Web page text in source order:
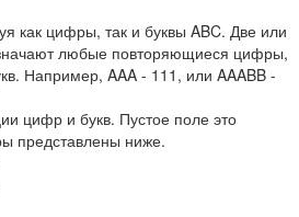
как цифры, так и буквы ABC. Две или
любые повторяющиеся цифры,
Например, AAA - 111 , или AAABB -
цифр и букв. Пустое поле это
представлены ниже.